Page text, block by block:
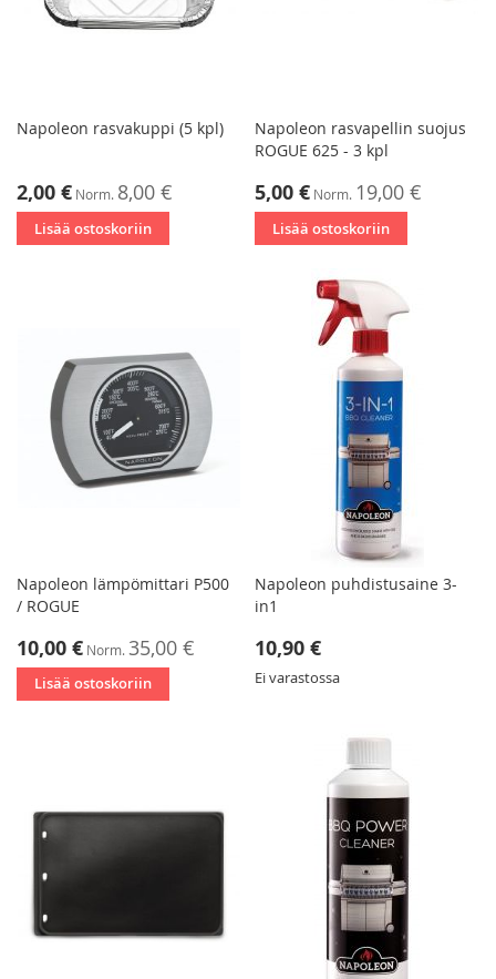
Napoleon rasvakuppi (5 kpl)
Tarjoushinta
2,00 € Norm. 8,00 €
Lisää ostoskoriin
Napoleon rasvapellin suojus
ROGUE 625 - 3 kpl
Tarjoushinta
5,00 € Norm. 19,00 €
Lisää ostoskoriin
Napoleon lämpömittari P500
/ ROGUE
Tarjoushinta
10,00 € Norm. 35,00 €
Lisää ostoskoriin
Napoleon puhdistusaine 3-
in1
10,90 €
Ei varastossa